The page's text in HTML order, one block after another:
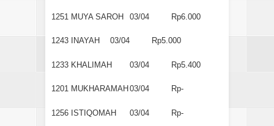
1251 MUYA SAROH 03/04 Rp6.000
1243 INAYAH 03/04 Rp5.000
1233 KHALIMAH 03/04 Rp5.400
1201 MUKHARAMAH 03/04 Rp-
1256 ISTIQOMAH 03/04 Rp-